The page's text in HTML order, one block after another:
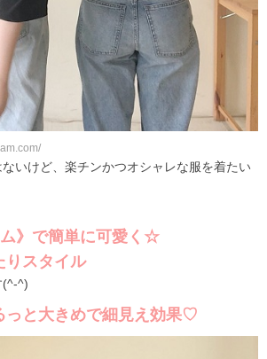
いけど、楽チンかつオシャレな服を着たい
ム》で簡単に可愛く☆
りスタイル
(^-^)
と大きめで細見え効果♡